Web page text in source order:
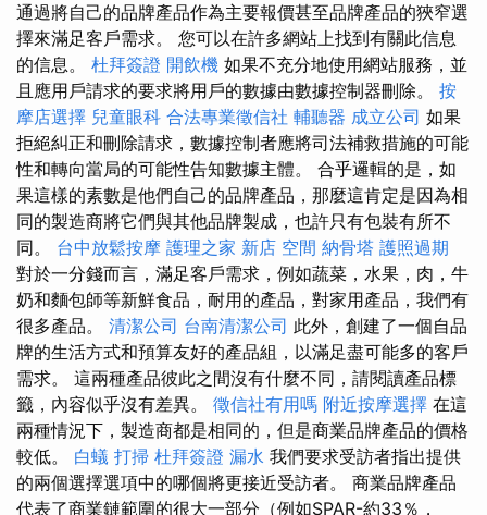
通過將自己的品牌產品作為主要報價甚至品牌產品的狹窄選
擇來滿足客戶需求。 您可以在許多網站上找到有關此信息
的信息。 杜拜簽證 開飲機 如果不充分地使用網站服務，並
且應用戶請求的要求將用戶的數據由數據控制器刪除。 按
摩店選擇 兒童眼科 合法專業徵信社 輔聽器 成立公司 如果
拒絕糾正和刪除請求，數據控制者應將司法補救措施的可能
性和轉向當局的可能性告知數據主體。 合乎邏輯的是，如
果這樣的素數是他們自己的品牌產品，那麼這肯定是因為相
同的製造商將它們與其他品牌製成，也許只有包裝有所不
同。 台中放鬆按摩 護理之家 新店 空間 納骨塔 護照過期
對於一分錢而言，滿足客戶需求，例如蔬菜，水果，肉，牛
奶和麵包師等新鮮食品，耐用的產品，對家用產品，我們有
很多產品。 清潔公司 台南清潔公司 此外，創建了一個自品
牌的生活方式和預算友好的產品組，以滿足盡可能多的客戶
需求。 這兩種產品彼此之間沒有什麼不同，請閱讀產品標
籤，內容似乎沒有差異。 徵信社有用嗎 附近按摩選擇 在這
兩種情況下，製造商都是相同的，但是商業品牌產品的價格
較低。 白蟻 打掃 杜拜簽證 漏水 我們要求受訪者指出提供
的兩個選擇選項中的哪個將更接近受訪者。 商業品牌產品
代表了商業鏈範圍的很大一部分（例如SPAR-約33％，